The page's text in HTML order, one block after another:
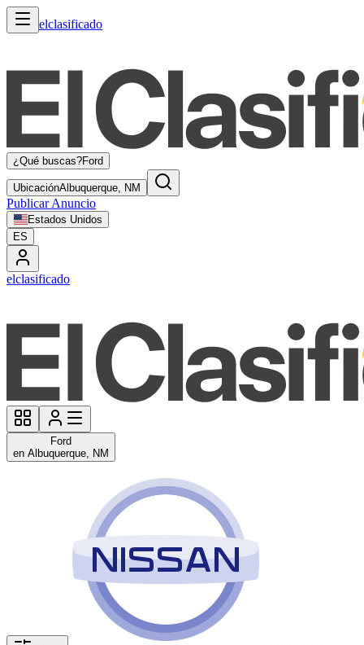
elclasificado
¿Qué buscas?Ford
UbicaciónAlbuquerque, NM
Publicar Anuncio
Estados Unidos
ES
elclasificado
Ford
en Albuquerque, NM